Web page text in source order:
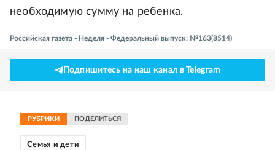
необходимую сумму на ребенка.
Российская газета - Неделя - Федеральный выпуск: №163(8514)
Подпишитесь на наш канал в Telegram
РУБРИКИ ПОДЕЛИТЬСЯ
Семья и дети